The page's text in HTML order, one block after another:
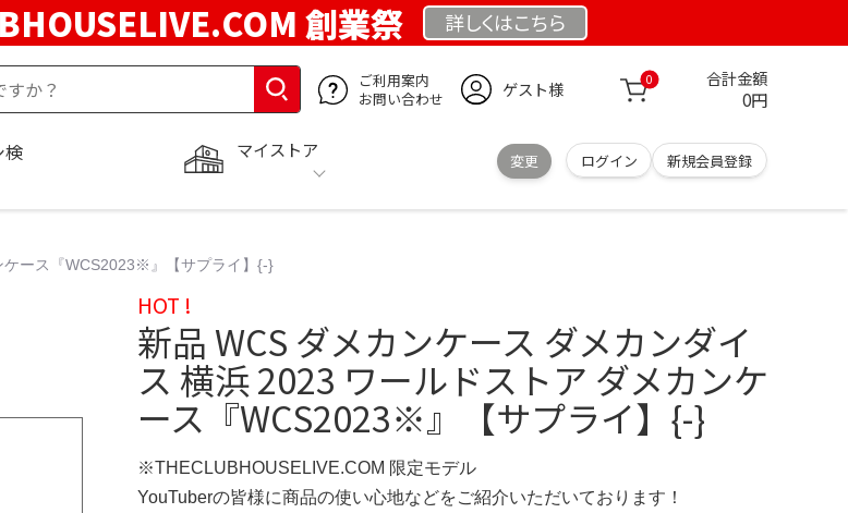
創業祭 詳しくはこちら
ご利用案内
お問い合わせ
ゲスト様 0 合計金額
0円
マイストア
変更 ログイン 新規会員登録
検
ケース『WCS2023※』【サプライ】{-}
HOT !
新品 WCS ダメカンケース ダメカンダイ
ス 横浜 2023 ワールドストア ダメカンケ
ース『WCS2023※』【サプライ】{-}
※THECLUBHOUSELIVE.COM 限定モデル
YouTuberの皆様に商品の使い心地などをご紹介いただいております！